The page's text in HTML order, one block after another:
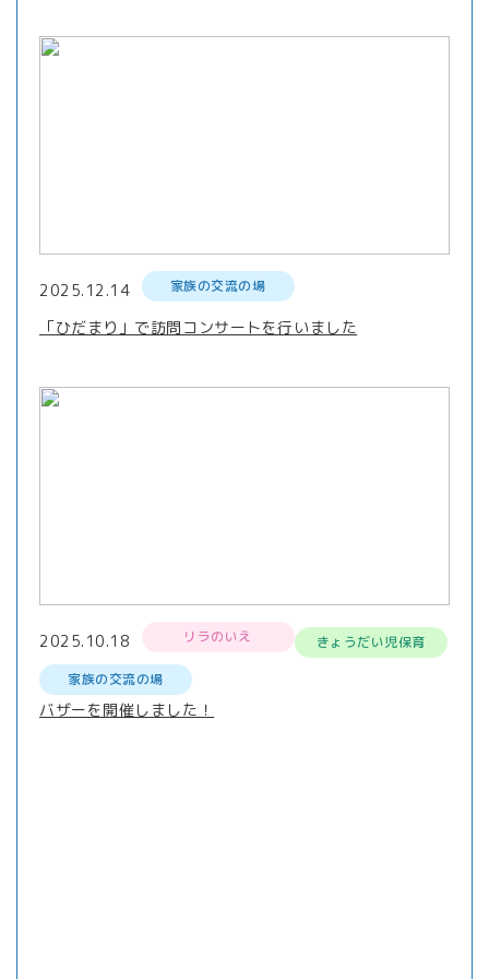
2025.12.14 家族の交流の場
「ひだまり」で訪問コンサートを行いました
2025.10.18 リラのいえ
きょうだい児保育
家族の交流の場
バザーを開催しました！